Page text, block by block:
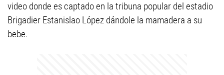
video donde es captado en la tribuna popular del estadio
Brigadier Estanislao López dándole la mamadera a su
bebe.